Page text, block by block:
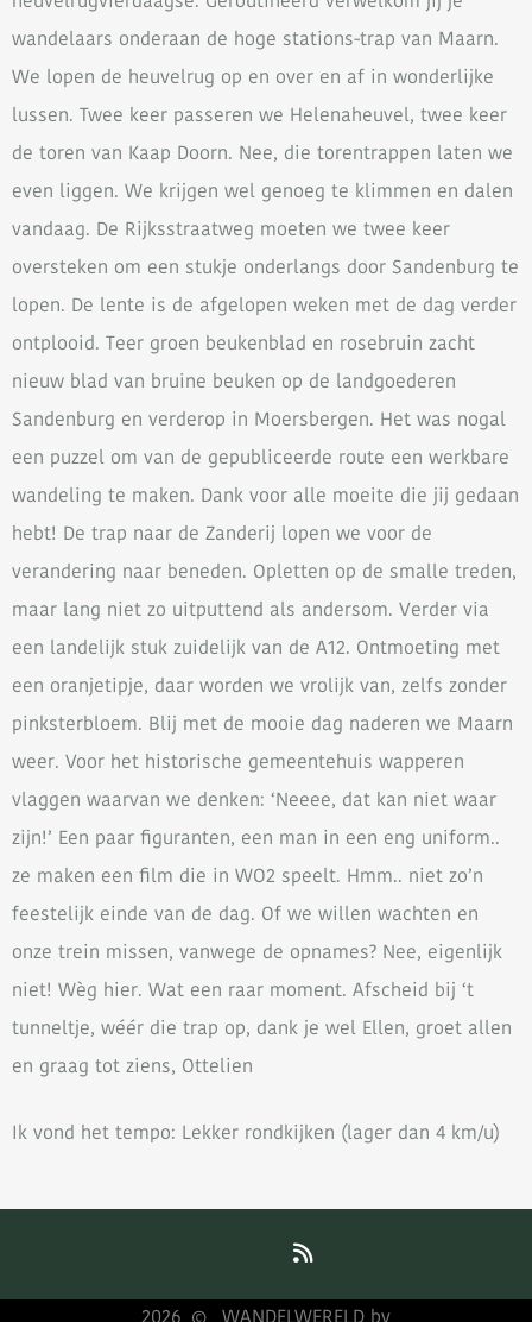
wandelaars onderaan de hoge stations-trap van Maarn.
We lopen de heuvelrug op en over en af in wonderlijke
lussen. Twee keer passeren we Helenaheuvel, twee keer
de toren van Kaap Doorn. Nee, die torentrappen laten we
even liggen. We krijgen wel genoeg te klimmen en dalen
vandaag. De Rijksstraatweg moeten we twee keer
oversteken om een stukje onderlangs door Sandenburg te
lopen. De lente is de afgelopen weken met de dag verder
ontplooid. Teer groen beukenblad en rosebruin zacht
nieuw blad van bruine beuken op de landgoederen
Sandenburg en verderop in Moersbergen. Het was nogal
een puzzel om van de gepubliceerde route een werkbare
wandeling te maken. Dank voor alle moeite die jij gedaan
hebt! De trap naar de Zanderij lopen we voor de
verandering naar beneden. Opletten op de smalle treden,
maar lang niet zo uitputtend als andersom. Verder via
een landelijk stuk zuidelijk van de A12. Ontmoeting met
een oranjetipje, daar worden we vrolijk van, zelfs zonder
pinksterbloem. Blij met de mooie dag naderen we Maarn
weer. Voor het historische gemeentehuis wapperen
vlaggen waarvan we denken: ‘Neeee, dat kan niet waar
zijn!’ Een paar figuranten, een man in een eng uniform..
ze maken een film die in WO2 speelt. Hmm.. niet zo’n
feestelijk einde van de dag. Of we willen wachten en
onze trein missen, vanwege de opnames? Nee, eigenlijk
niet! Wèg hier. Wat een raar moment. Afscheid bij ‘t
tunneltje, wéér die trap op, dank je wel Ellen, groet allen
en graag tot ziens, Ottelien
Ik vond het tempo: Lekker rondkijken (lager dan 4 km/u)